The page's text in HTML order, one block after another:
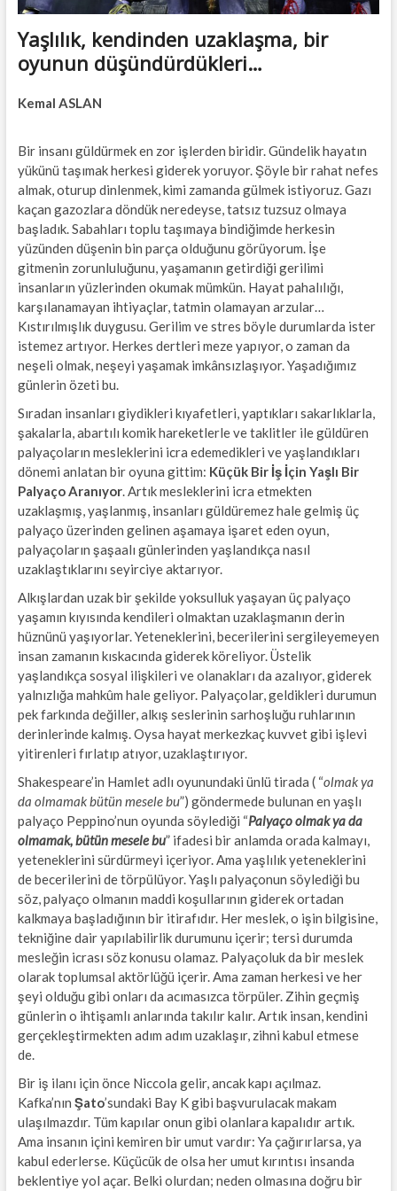
Yaşlılık, kendinden uzaklaşma, bir
oyunun düşündürdükleri…
Kemal ASLAN
Bir insanı güldürmek en zor işlerden biridir. Gündelik hayatın
yükünü taşımak herkesi giderek yoruyor. Şöyle bir rahat nefes
almak, oturup dinlenmek, kimi zamanda gülmek istiyoruz. Gazı
kaçan gazozlara döndük neredeyse, tatsız tuzsuz olmaya
başladık. Sabahları toplu taşımaya bindiğimde herkesin
yüzünden düşenin bin parça olduğunu görüyorum. İşe
gitmenin zorunluluğunu, yaşamanın getirdiği gerilimi
insanların yüzlerinden okumak mümkün. Hayat pahalılığı,
karşılanamayan ihtiyaçlar, tatmin olamayan arzular…
Kıstırılmışlık duygusu. Gerilim ve stres böyle durumlarda ister
istemez artıyor. Herkes dertleri meze yapıyor, o zaman da
neşeli olmak, neşeyi yaşamak imkânsızlaşıyor. Yaşadığımız
günlerin özeti bu.
Sıradan insanları giydikleri kıyafetleri, yaptıkları sakarlıklarla,
şakalarla, abartılı komik hareketlerle ve taklitler ile güldüren
palyaçoların mesleklerini icra edemedikleri ve yaşlandıkları
dönemi anlatan bir oyuna gittim: Küçük Bir İş İçin Yaşlı Bir
Palyaço Aranıyor. Artık mesleklerini icra etmekten
uzaklaşmış, yaşlanmış, insanları güldüremez hale gelmiş üç
palyaço üzerinden gelinen aşamaya işaret eden oyun,
palyaçoların şaşaalı günlerinden yaşlandıkça nasıl
uzaklaştıklarını seyirciye aktarıyor.
Alkışlardan uzak bir şekilde yoksulluk yaşayan üç palyaço
yaşamın kıyısında kendileri olmaktan uzaklaşmanın derin
hüznünü yaşıyorlar. Yeteneklerini, becerilerini sergileyemeyen
insan zamanın kıskacında giderek köreliyor. Üstelik
yaşlandıkça sosyal ilişkileri ve olanakları da azalıyor, giderek
yalnızlığa mahkûm hale geliyor. Palyaçolar, geldikleri durumun
pek farkında değiller, alkış seslerinin sarhoşluğu ruhlarının
derinlerinde kalmış. Oysa hayat merkezkaç kuvvet gibi işlevi
yitirenleri fırlatıp atıyor, uzaklaştırıyor.
Shakespeare’in Hamlet adlı oyunundaki ünlü tirada ( “olmak ya
da olmamak bütün mesele bu”) göndermede bulunan en yaşlı
palyaço Peppino’nun oyunda söylediği “Palyaço olmak ya da
olmamak, bütün mesele bu” ifadesi bir anlamda orada kalmayı,
yeteneklerini sürdürmeyi içeriyor. Ama yaşlılık yeteneklerini
de becerilerini de törpülüyor. Yaşlı palyaçonun söylediği bu
söz, palyaço olmanın maddi koşullarının giderek ortadan
kalkmaya başladığının bir itirafıdır. Her meslek, o işin bilgisine,
tekniğine dair yapılabilirlik durumunu içerir; tersi durumda
mesleğin icrası söz konusu olamaz. Palyaçoluk da bir meslek
olarak toplumsal aktörlüğü içerir. Ama zaman herkesi ve her
şeyi olduğu gibi onları da acımasızca törpüler. Zihin geçmiş
günlerin o ihtişamlı anlarında takılır kalır. Artık insan, kendini
gerçekleştirmekten adım adım uzaklaşır, zihni kabul etmese
de.
Bir iş ilanı için önce Niccola gelir, ancak kapı açılmaz.
Kafka’nın Şato’sundaki Bay K gibi başvurulacak makam
ulaşılmazdır. Tüm kapılar onun gibi olanlara kapalıdır artık.
Ama insanın içini kemiren bir umut vardır: Ya çağırırlarsa, ya
kabul ederlerse. Küçücük de olsa her umut kırıntısı insanda
beklentiye yol açar. Belki olurdan; neden olmasına doğru bir